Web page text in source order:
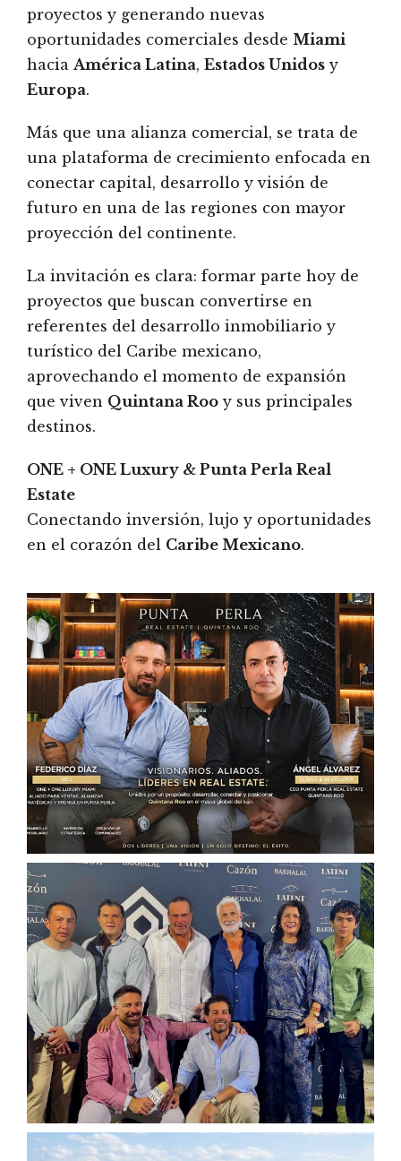
proyectos y generando nuevas
oportunidades comerciales desde Miami
hacia América Latina, Estados Unidos y
Europa.
Más que una alianza comercial, se trata de
una plataforma de crecimiento enfocada en
conectar capital, desarrollo y visión de
futuro en una de las regiones con mayor
proyección del continente.
La invitación es clara: formar parte hoy de
proyectos que buscan convertirse en
referentes del desarrollo inmobiliario y
turístico del Caribe mexicano,
aprovechando el momento de expansión
que viven Quintana Roo y sus principales
destinos.
ONE + ONE Luxury & Punta Perla Real
Estate
Conectando inversión, lujo y oportunidades
en el corazón del Caribe Mexicano.